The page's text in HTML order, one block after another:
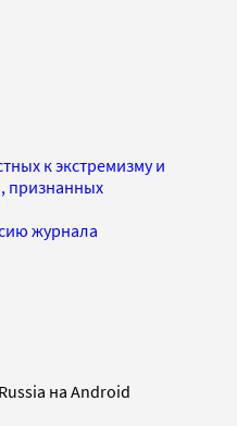
к экстремизму и
признанных
журнала
на Android